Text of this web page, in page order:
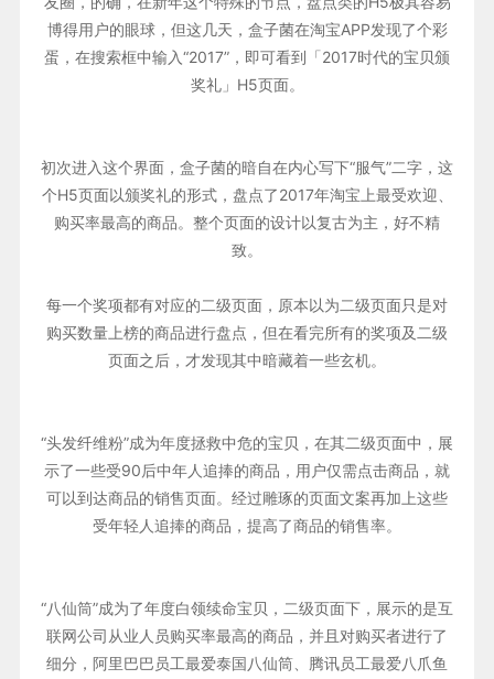
博得用户的眼球，但这几天，盒子菌在淘宝APP发现了个彩
蛋，在搜索框中输入“2017”，即可看到「2017时代的宝贝颁
奖礼」H5页面。
初次进入这个界面，盒子菌的暗自在内心写下“服气”二字，这
个H5页面以颁奖礼的形式，盘点了2017年淘宝上最受欢迎、
购买率最高的商品。整个页面的设计以复古为主，好不精
致。
每一个奖项都有对应的二级页面，原本以为二级页面只是对
购买数量上榜的商品进行盘点，但在看完所有的奖项及二级
页面之后，才发现其中暗藏着一些玄机。
“头发纤维粉”成为年度拯救中危的宝贝，在其二级页面中，展
示了一些受90后中年人追捧的商品，用户仅需点击商品，就
可以到达商品的销售页面。经过雕琢的页面文案再加上这些
受年轻人追捧的商品，提高了商品的销售率。
“八仙筒”成为了年度白领续命宝贝，二级页面下，展示的是互
联网公司从业人员购买率最高的商品，并且对购买者进行了
细分，阿里巴巴员工最爱泰国八仙筒、腾讯员工最爱八爪鱼